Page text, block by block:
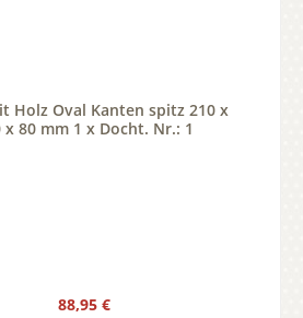
Holz Oval Kanten spitz 210 x
x 80 mm 1 x Docht. Nr.: 1
Regulärer Preis:
88,95 €